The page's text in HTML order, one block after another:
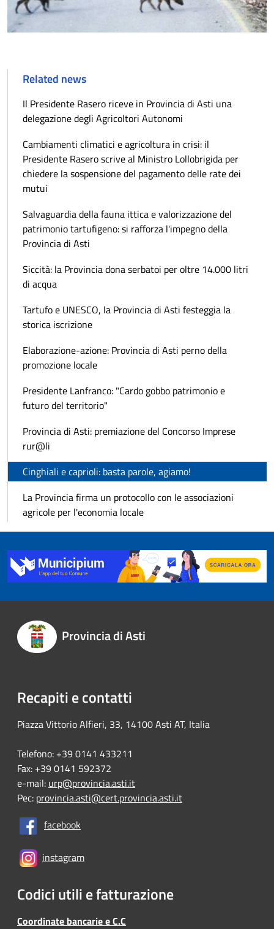
Related news
Il Presidente Rasero riceve in Provincia di Asti una
delegazione degli Agricoltori Autonomi
Cambiamenti climatici e agricoltura in crisi: il
Presidente Rasero scrive al Ministro Lollobrigida per
chiedere la sospensione del pagamento delle rate dei
mutui
Salvaguardia della fauna ittica e valorizzazione del
patrimonio tartufigeno: si rafforza l'impegno della
Provincia di Asti
Siccità: la Provincia dona serbatoi per oltre 14.000 litri
di acqua
Tartufo e UNESCO, la Provincia di Asti festeggia la
storica iscrizione
Elaborazione-azione: Provincia di Asti perno della
promozione locale
Presidente Lanfranco: "Cardo gobbo patrimonio e
futuro del territorio"
Provincia di Asti: premiazione del Concorso Imprese
rur@li
Cinghiali e caprioli: basta parole, agiamo!
La Provincia firma un protocollo con le associazioni
agricole per l'economia locale
Provincia di Asti
Recapiti e contatti
Piazza Vittorio Alfieri, 33, 14100 Asti AT, Italia
Telefono: +39 0141 433211
Fax: +39 0141 592372
e-mail: urp@provincia.asti.it
Pec: provincia.asti@cert.provincia.asti.it
facebook
instagram
Codici utili e fatturazione
Coordinate bancarie e C.C